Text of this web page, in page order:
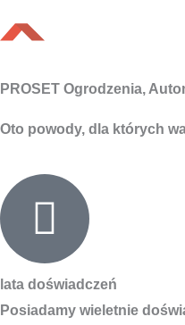
PROSET Ogrodzenia,
Oto powody, dla których
lata doświadczeń
Posiadamy wieletnie